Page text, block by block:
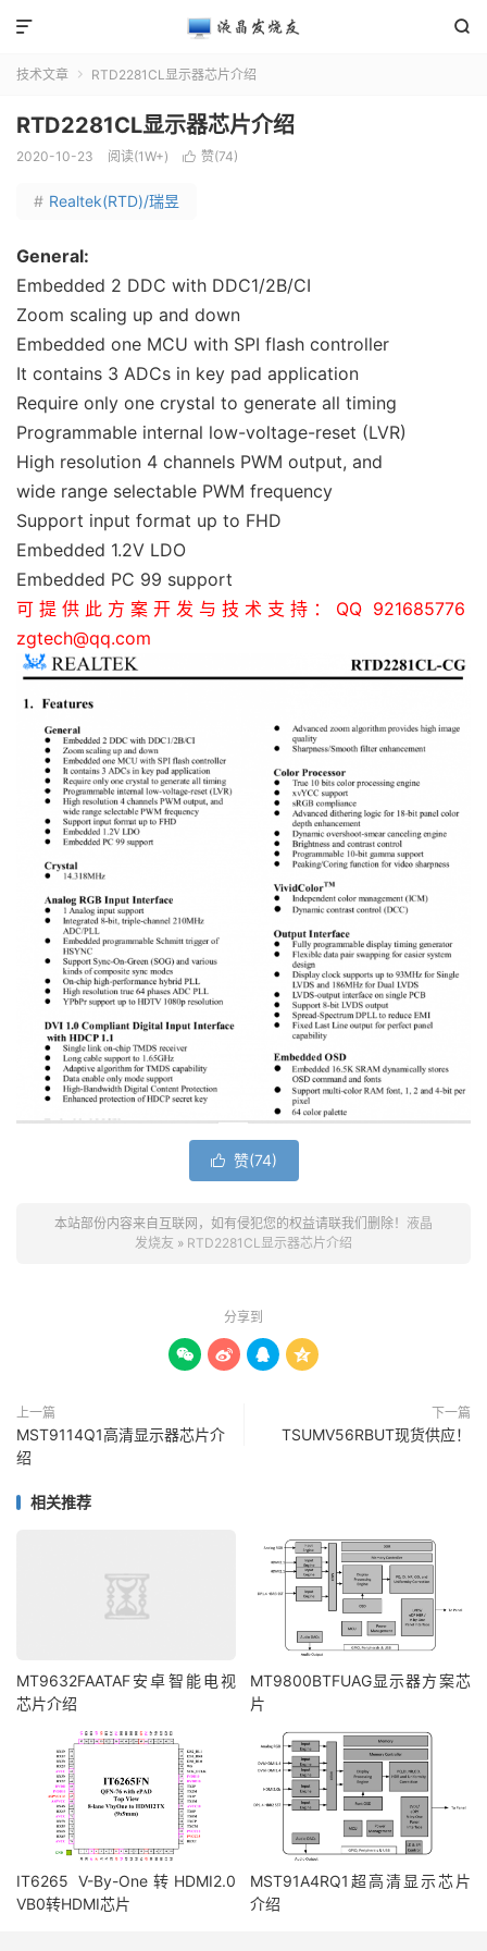


技术文章  RTD2281CL显示器芯片介绍
RTD2281CL显示器芯片介绍
2020-10-23 阅读(1W+)  赞(74)
# Realtek(RTD)/瑞昱
General:
Embedded 2 DDC with DDC1/2B/CI
Zoom scaling up and down
Embedded one MCU with SPI flash controller
It contains 3 ADCs in key pad application
Require only one crystal to generate all timing
Programmable internal low-voltage-reset (LVR)
High resolution 4 channels PWM output, and
wide range selectable PWM frequency
Support input format up to FHD
Embedded 1.2V LDO
Embedded PC 99 support
可提供此方案开发与技术支持：QQ 921685776
zgtech@qq.com
 赞(74)
本站部份内容来自互联网，如有侵犯您的权益请联我们删除！ 液晶
发烧友 » RTD2281CL显示器芯片介绍
分享到
   
上一篇
MST9114Q1高清显示器芯片介
绍
下一篇
TSUMV56RBUT现货供应！
相关推荐
MT9632FAATAF安卓智能电视
芯片介绍
MT9800BTFUAG显示器方案芯
片
IT6265 V-By-One转HDMI2.0
VB0转HDMI芯片
MST91A4RQ1超高清显示芯片
介绍